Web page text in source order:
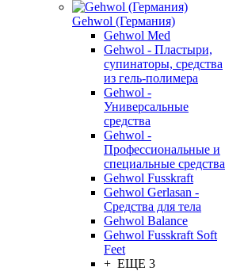
Gehwol (Германия)
Gehwol Med
Gehwol - Пластыри,
супинаторы, средства
из гель-полимера
Gehwol -
Универсальные
средства
Gehwol -
Профессиональные и
специальные средства
Gehwol Fusskraft
Gehwol Gerlasan -
Средства для тела
Gehwol Balance
Gehwol Fusskraft Soft
Feet
+ ЕЩЕ 3